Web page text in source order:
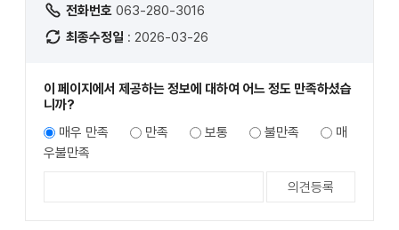
전화번호 063-280-3016
최종수정일 : 2026-03-26
이 페이지에서 제공하는 정보에 대하여 어느 정도 만족하셨습
니까?
매우 만족
만족 보통 불만족
매
우불만족